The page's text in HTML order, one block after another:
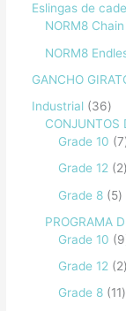
Eslingas de
NORM8
NORM8
GANCHO
Industrial
36
CONJUNTOS
Grade 10
7
Grade 12
2
Grade 8
5
PROGRAMA
Grade 10
9
Grade 12
2
Grade 8
11